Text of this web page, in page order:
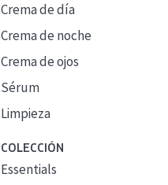
Crema de día
Crema de noche
Crema de ojos
Sérum
Limpieza
COLECCIÓN
Essentials